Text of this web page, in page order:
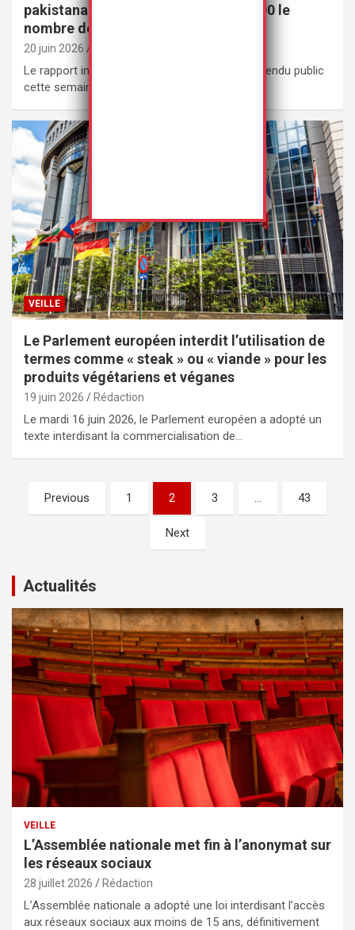
pakistanais estime à au moins 250 000 le
nombre de victimes
20 juin 2026
Le rapport intitulé « Rape Gang Inquiry » a été rendu public
cette semaine par le…
VEILLE
Le Parlement européen interdit l’utilisation de
termes comme « steak » ou « viande » pour les
produits végétariens et véganes
19 juin 2026 Rédaction
Le mardi 16 juin 2026, le Parlement européen a adopté un
texte interdisant la commercialisation de…
Pagination
des
Previous 1 2 3 … 43
Next
Actualités
VEILLE
L’Assemblée nationale met fin à l’anonymat sur
les réseaux sociaux
28 juillet 2026 Rédaction
L’Assemblée nationale a adopté une loi interdisant l’accès
aux réseaux sociaux aux moins de 15 ans, définitivement